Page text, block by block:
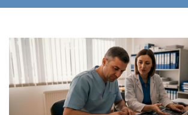
Precis Și Sigur